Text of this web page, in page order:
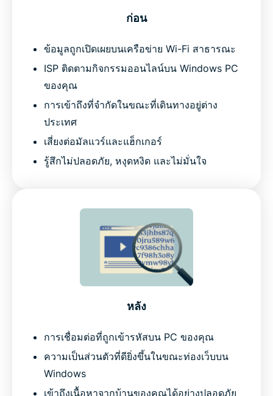
ก่อน
ข้อมูลถูกเปิดเผยบนเครือข่าย Wi-Fi สาธารณะ
ISP ติดตามกิจกรรมออนไลน์บน Windows PC
ของคุณ
การเข้าถึงที่จำกัดในขณะที่เดินทางอยู่ต่าง
ประเทศ
เสี่ยงต่อมัลแวร์และแฮ็กเกอร์
รู้สึกไม่ปลอดภัย, หงุดหงิด และไม่มั่นใจ
หลัง
การเชื่อมต่อที่ถูกเข้ารหัสบน PC ของคุณ
ความเป็นส่วนตัวที่ดียิ่งขึ้นในขณะท่องเว็บบน
Windows
เข้าถึงเนื้อหาจากบ้านของคุณได้อย่างปลอดภัย